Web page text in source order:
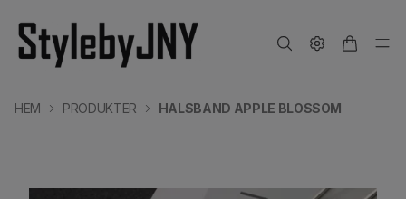
HEM PRODUKTER HALSBAND APPLE BLOSSOM